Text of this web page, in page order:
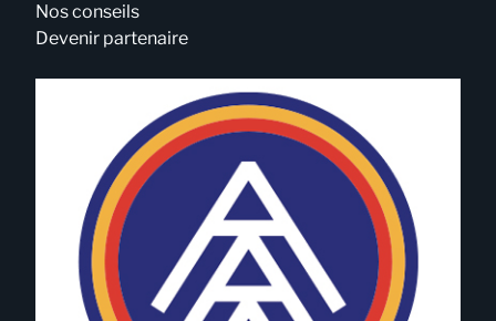
Nos conseils
Devenir partenaire